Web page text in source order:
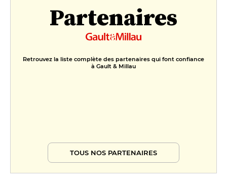
Partenaires
Retrouvez la liste complète des partenaires qui font confiance
à Gault & Millau
TOUS NOS PARTENAIRES